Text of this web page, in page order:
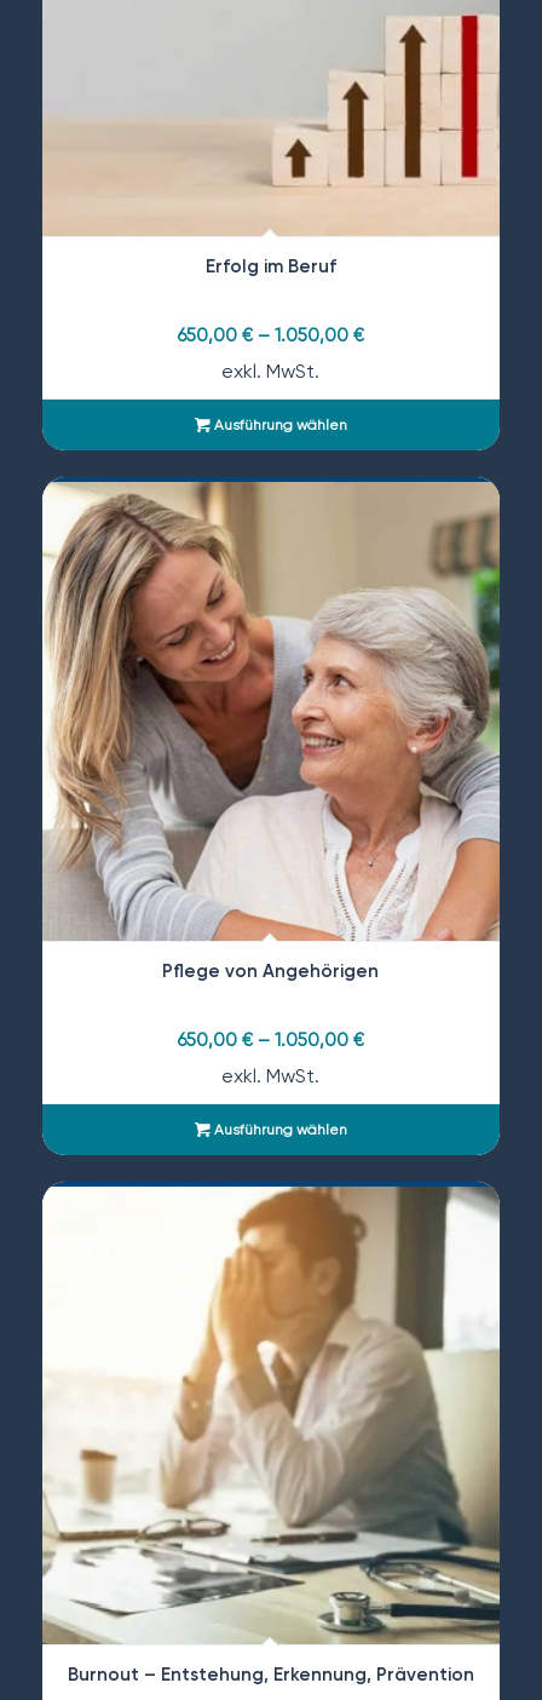
Erfolg im Beruf
650,00 €– 1.050,00 €
exkl. MwSt.
Ausführung wählen
Pflege von Angehörigen
650,00 €– 1.050,00 €
exkl. MwSt.
Ausführung wählen
Burnout – Entstehung, Erkennung, Prävention